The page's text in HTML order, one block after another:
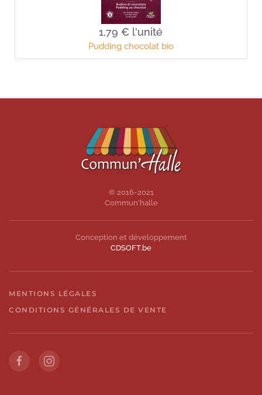
1,79 € l'unité
Pudding chocolat bio
© 2016-2021
Commun'halle
Conception et développement
CDSOFT.be
MENTIONS LÉGALES
CONDITIONS GÉNÉRALES DE VENTE